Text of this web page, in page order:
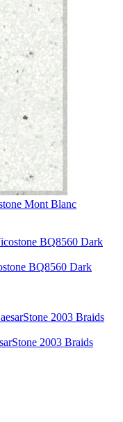
Mont Blanc
BQ8560 Dark
2003 Braids